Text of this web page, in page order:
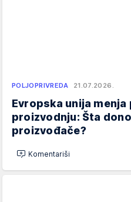
POLJOPRIVREDA 21.07.2026.
Evropska unija
proizvodnju: Šta
proizvođače?
Komentariši